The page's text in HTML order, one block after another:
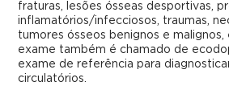
fraturas, lesões ósseas desportivas,
inflamatórios/infecciosos, traumas,
tumores ósseos benignos e malignos,
exame também é chamado de
exame de referência para
circulatórios.